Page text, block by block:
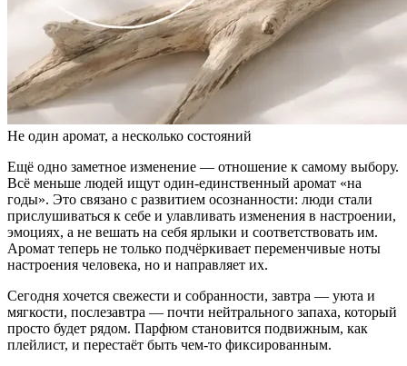
Не один аромат, а несколько состояний
Ещё одно заметное изменение — отношение к самому выбору.
Всё меньше людей ищут один-единственный аромат «на
годы». Это связано с развитием осознанности: люди стали
прислушиваться к себе и улавливать изменения в настроении,
эмоциях, а не вешать на себя ярлыки и соответствовать им.
Аромат теперь не только подчёркивает переменчивые ноты
настроения человека, но и направляет их.
Сегодня хочется свежести и собранности, завтра — уюта и
мягкости, послезавтра — почти нейтрального запаха, который
просто будет рядом. Парфюм становится подвижным, как
плейлист, и перестаёт быть чем-то фиксированным.